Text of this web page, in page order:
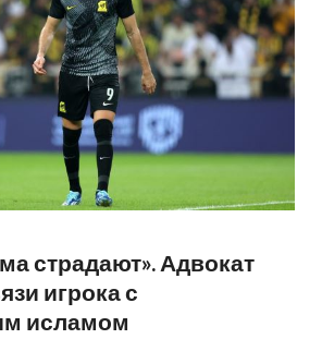
страдают». Адвокат
игрока с
исламом